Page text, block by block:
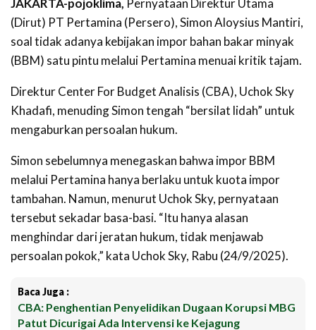
(Dirut) PT Pertamina (Persero), Simon Aloysius Mantiri,
soal tidak adanya kebijakan impor bahan bakar minyak
(BBM) satu pintu melalui Pertamina menuai kritik tajam.
Direktur Center For Budget Analisis (CBA), Uchok Sky
Khadafi, menuding Simon tengah “bersilat lidah” untuk
mengaburkan persoalan hukum.
Simon sebelumnya menegaskan bahwa impor BBM
melalui Pertamina hanya berlaku untuk kuota impor
tambahan. Namun, menurut Uchok Sky, pernyataan
tersebut sekadar basa-basi. “Itu hanya alasan
menghindar dari jeratan hukum, tidak menjawab
persoalan pokok,” kata Uchok Sky, Rabu (24/9/2025).
Baca Juga :
CBA: Penghentian Penyelidikan Dugaan Korupsi MBG
Patut Dicurigai Ada Intervensi ke Kejagung